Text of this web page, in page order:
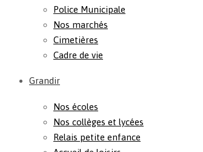
Police Municipale
Nos marchés
Cimetières
Cadre de vie
Grandir
Nos écoles
Nos collèges et lycées
Relais petite enfance